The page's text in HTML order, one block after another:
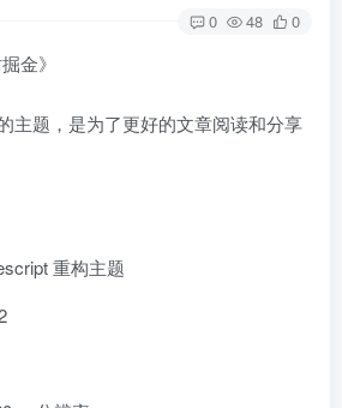
0 48 0
金》
主题，是为了更好的文章阅读和分享
重构主题